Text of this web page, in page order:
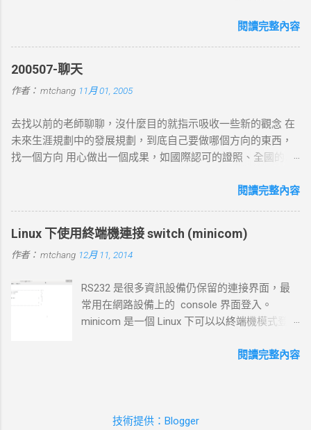
以下幾個主要步驟： 1. DNS 查詢 目標 ：解析主機名 (如
進行查詢，獲取目標伺服器的 IP 地址。 結果 ：若查詢成功，
返回 IP 地址， curl 將繼續下一步。若查詢失敗， curl 則返回
DNS 錯誤並中止。 2. TCP 三向交握 (Three-Way Handshake) 目
核發送一個 SYN 封包，目標伺服器回應 SYN-ACK ，然後 curl
返回 ACK 完成三向交握，建立起 TCP 連線。 結果 ：若在 --
connect-timeout 設定時間內未完成三向交握，則連線失敗並返
HTTP 請求，根據 URL 設定不同的請求方法（如 GET 、 POST
）。 過程 ： curl 構建 HTTP 請求標頭並附加任何所需的數據
（如表單數據），然後通過已建立的 TCP 連線將請求發送到伺
服器。 結果 ：伺服器接收請求並準備回應，若過程中出現網路
問題，則請求可能中止或失敗。 4. 伺服器處理請求並返回回應
容。 過程 ：伺服器確認請求內容後，由 HTTP 伺服器（如
httpd ）根據需求（例如讀取靜態文件或調用後端服務）生成回
應，並加上適當的 HTTP 狀態碼和標頭。 結果 ：伺服器將回應
服器接收回應數據，並在終端或指定的輸出目標中顯示。 過程
定，則在終端中顯示。...
閱讀完整內容
200507-聊天
作者： mtchang 11月 01, 2005
去找以前的老師聊聊，沒什麼目的就指示吸收一些新的觀念 在
未來生涯規劃中的發展規劃，到底自己要做哪個方向的東西，
找一個方向 用心做出一個成果，如國際認可的證照、全國的比
路。以目前技術而言要就做最大最廣，否則 就做最小最少，避
X-windows上程式的開發： http://www.wxwidgets.org/
http://tavi.debian.org.tw/index.php?page=wxWindows * 使用
Java在嵌入式系統上的開發 當然如果在學習過程中，有好的工
等著我去讀，但好的工作不是常常有的，一定要把握住好的機
閱讀完整內容
Linux 下使用終端機連接 switch (minicom)
作者： mtchang 12月 11, 2014
RS232 是很多資訊設備仍保留的連接界面，最
常用在網路設備上的 console 界面登入。
minicom 是一個 Linux 下可以以終端機模式登入
裝 minicom mtchang@debian:~$ sudo apt-get
號。這裡抓到的是 ttyUSB0 --> /dev/ttyUSB0
閱讀完整內容
技術提供：Blogger